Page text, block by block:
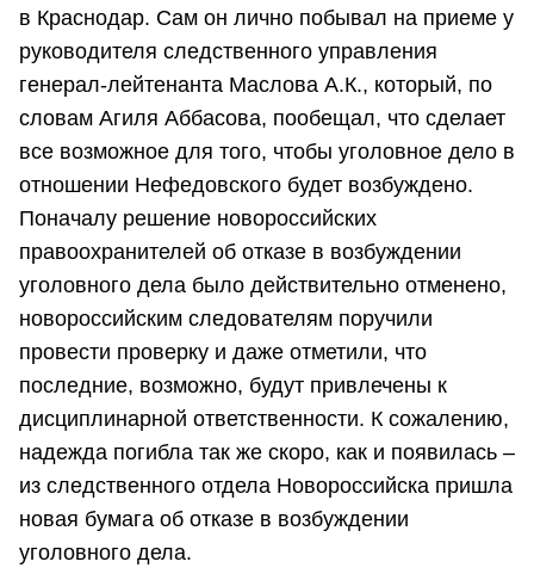
в Краснодар. Сам он лично побывал на приеме у
руководителя следственного управления
генерал-лейтенанта Маслова А.К., который, по
словам Агиля Аббасова, пообещал, что сделает
все возможное для того, чтобы уголовное дело в
отношении Нефедовского будет возбуждено.
Поначалу решение новороссийских
правоохранителей об отказе в возбуждении
уголовного дела было действительно отменено,
новороссийским следователям поручили
провести проверку и даже отметили, что
последние, возможно, будут привлечены к
дисциплинарной ответственности. К сожалению,
надежда погибла так же скоро, как и появилась –
из следственного отдела Новороссийска пришла
новая бумага об отказе в возбуждении
уголовного дела.